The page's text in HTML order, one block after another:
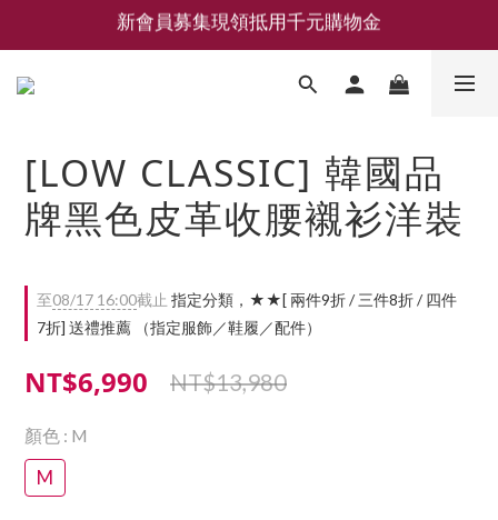
新會員募集現領抵用千元購物金
新會員募集現領抵用千元購物金
新會員募集現領抵用千元購物金
[LOW CLASSIC] 韓國品
牌黑色皮革收腰襯衫洋裝
至08/17 16:00截止 指定分類，★★[ 兩件9折 / 三件8折 / 四件
7折] 送禮推薦 （指定服飾／鞋履／配件）
NT$6,990 NT$13,980
顏色 : M
M